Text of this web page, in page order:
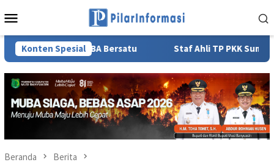
ke
Mobile
Konten Spesial
MUBA Bersatu Staf Ahli TP PKK Sumsel Lidyawati Cik
Beranda Berita